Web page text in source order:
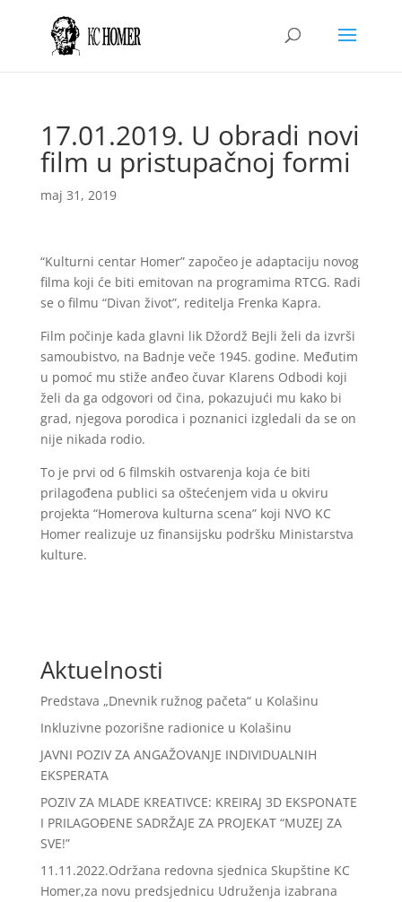
17.01.2019. U obradi novi
film u pristupačnoj formi
maj 31, 2019
“Kulturni centar Homer” započeo je adaptaciju novog
filma koji će biti emitovan na programima RTCG. Radi
se o filmu “Divan život”, reditelja Frenka Kapra.
Film počinje kada glavni lik Džordž Bejli želi da izvrši
samoubistvo, na Badnje veče 1945. godine. Međutim
u pomoć mu stiže anđeo čuvar Klarens Odbodi koji
želi da ga odgovori od čina, pokazujući mu kako bi
grad, njegova porodica i poznanici izgledali da se on
nije nikada rodio.
To je prvi od 6 filmskih ostvarenja koja će biti
prilagođena publici sa oštećenjem vida u okviru
projekta “Homerova kulturna scena” koji NVO KC
Homer realizuje uz finansijsku podršku Ministarstva
kulture.
Aktuelnosti
Predstava „Dnevnik ružnog pačeta“ u Kolašinu
Inkluzivne pozorišne radionice u Kolašinu
JAVNI POZIV ZA ANGAŽOVANJE INDIVIDUALNIH
EKSPERATA
POZIV ZA MLADE KREATIVCE: KREIRAJ 3D EKSPONATE
I PRILAGOĐENE SADRŽAJE ZA PROJEKAT “MUZEJ ZA
SVE!”
11.11.2022.Održana redovna sjednica Skupštine KC
Homer,za novu predsjednicu Udruženja izabrana